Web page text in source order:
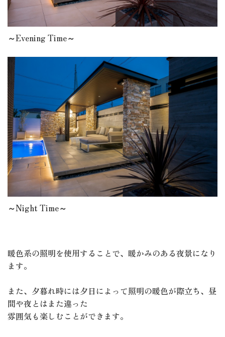
～Evening Time～
～Night Time～
暖色系の照明を使用することで、暖かみのある夜景になり
ます。
また、夕暮れ時には夕日によって照明の暖色が際立ち、昼
間や夜とはまた違った
雰囲気も楽しむことができます。